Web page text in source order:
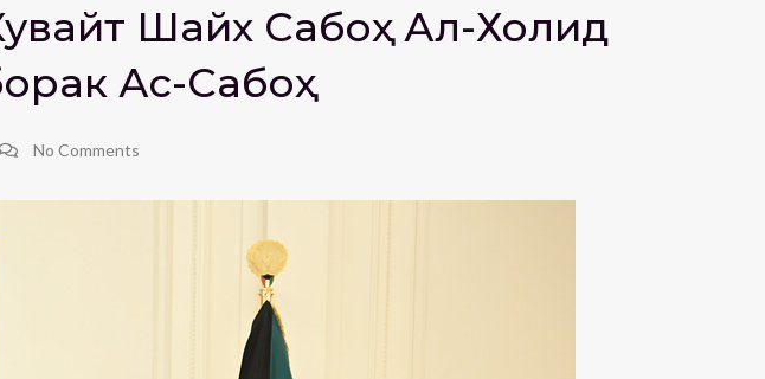
Шайх Сабоҳ Ал-Холид
Ас-Сабоҳ
No Comments